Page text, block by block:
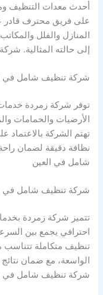
أحدث معدات التنظيف
على فريق محترف قادر
المنازل والفلل
إلى حالته المثالية.
شركة تنظيف شامل في
توفر شركة زمردة
الأرضيات والحمامات
تهتم الشركة بالاعتماد
نظافة دقيقة لضمان
شامل في العين
شركة تنظيف شامل في
تتميز شركة زمردة
احترافي يجمع بين
تنظيف متكاملة تتناسب
الواسعة، مع ضمان
شركة تنظيف شامل في